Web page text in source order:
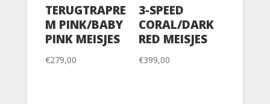
TERUGTRAPRE
M PINK/BABY
PINK MEISJES
€279,00
3-SPEED
CORAL/DARK
RED MEISJES
€399,00